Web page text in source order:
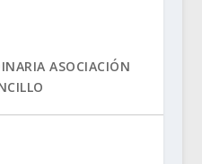
ASOCIACIÓN